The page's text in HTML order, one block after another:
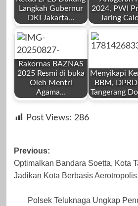
Desember 24,
2025
November
Langkah Gubernur
DKI Jakarta…
by
Mahardhika News
November 25,
2024, PWI
Jaring
by
Redaksi
Rakornas BAZNAS
2025 Resmi di buka
Oleh Mentri
Agama…
Redaksi
Menyikapi
BBM,
Tangerang
Redaksi
Post Views: 286
Post
navigation
Previous:
Optimalkan Bandara Soetta, Kota
Jadikan Kota Berbasis Aerotropolis
Polsek Teluknaga Ungkap